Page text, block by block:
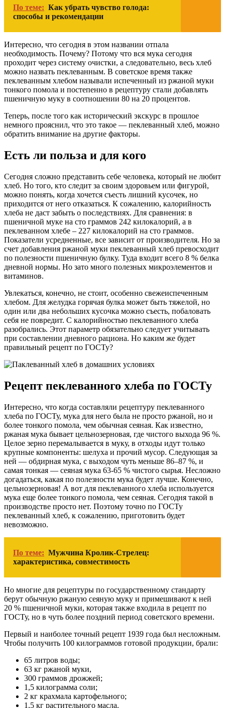
По теме: Как убрать чувство голода:
способы и рекомендации
Интересно, что сегодня в этом названии отпала
необходимость. Почему? Потому что вся мука сегодня
проходит через систему очистки, а следовательно, весь хлеб
можно назвать пеклеванным. В советское время также
пеклеванным хлебом называли испеченный из ржаной муки
тонкого помола и постепенно в рецептуру стали добавлять
пшеничную муку в соотношении 80 на 20 процентов.
Теперь, после того как исторический экскурс в прошлое
немного прояснил, что это такое — пеклеванный хлеб, можно
обратить внимание на другие факторы.
Есть ли польза и для кого
Сегодня сложно представить себе человека, который не любит
хлеб. Но того, кто следит за своим здоровьем или фигурой,
можно понять, когда хочется съесть лишний кусочек, но
приходится от него отказаться. К сожалению, калорийность
хлеба не даст забыть о последствиях. Для сравнения: в
пшеничной муке на сто граммов 242 килокалорий, а в
пеклеванном хлебе – 227 килокалорий на сто граммов.
Показатели усредненные, все зависит от производителя. Но за
счет добавления ржаной муки пеклеванный хлеб превосходит
по полезности пшеничную булку. Туда входит всего 8 % белка
дневной нормы. Но зато много полезных микроэлементов и
витаминов.
Увлекаться, конечно, не стоит, особенно свежеиспеченным
хлебом. Для желудка горячая булка может быть тяжелой, но
один или два небольших кусочка можно съесть, побаловать
себя не повредит. С калорийностью пеклеванного хлеба
разобрались. Этот параметр обязательно следует учитывать
при составлении дневного рациона. Но каким же будет
правильный рецепт по ГОСТу?
Рецепт пеклеванного хлеба по ГОСТу
Интересно, что когда составляли рецептуру пеклеванного
хлеба по ГОСТу, мука для него была не просто ржаной, но и
более тонкого помола, чем обычная сеяная. Как известно,
ржаная мука бывает цельнозерновая, где чистого выхода 96 %.
Целое зерно перемалывается в муку, в отходы идут только
крупные компоненты: шелуха и прочий мусор. Следующая за
ней — обдирная мука, с выходом чуть меньше 86–87 %, и
самая тонкая — сеяная мука 63-65 % чистого сырья. Несложно
догадаться, какая по полезности мука будет лучше. Конечно,
цельнозерновая! А вот для пеклеванного хлеба используется
мука еще более тонкого помола, чем сеяная. Сегодня такой в
производстве просто нет. Поэтому точно по ГОСТу
пеклеванный хлеб, к сожалению, приготовить будет
невозможно.
По теме: Мужчина Кролик-Стрелец:
характеристика, совместимость
Но многие для рецептуры по государственному стандарту
берут обычную ржаную сеяную муку и примешивают к ней
20 % пшеничной муки, которая также входила в рецепт по
ГОСТу, но в чуть более поздний период советского времени.
Первый и наиболее точный рецепт 1939 года был несложным.
Чтобы получить 100 килограммов готовой продукции, брали:
65 литров воды;
63 кг ржаной муки,
300 граммов дрожжей;
1,5 килограмма соли;
2 кг крахмала картофельного;
1,5 кг растительного масла.